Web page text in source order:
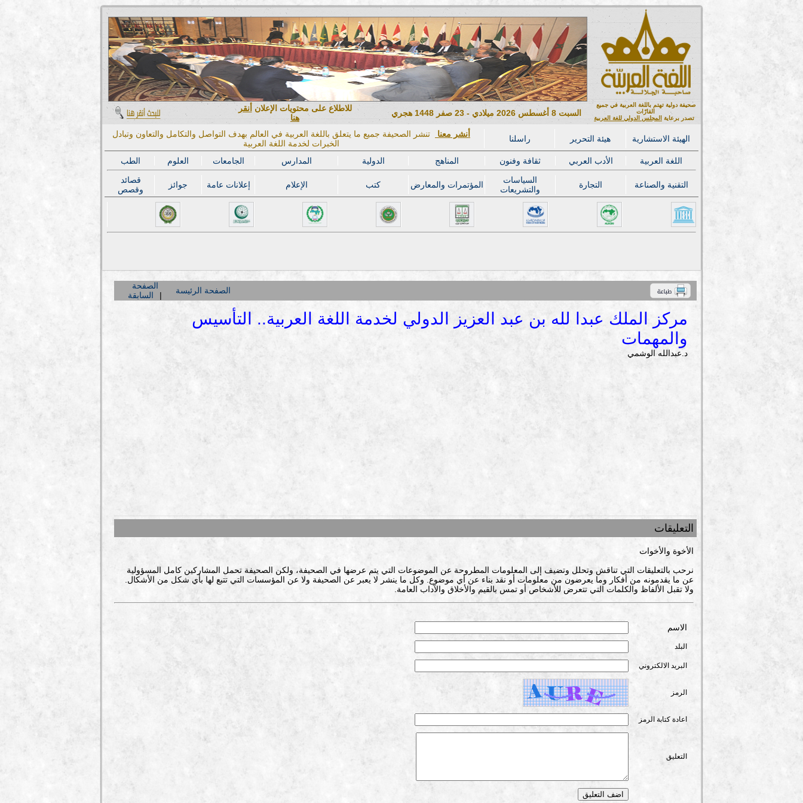
للاطلاع على محتويات الإعلان أنقر
هنا
صحيفة دولية تهتم باللغة العربية في جميع
القارّات
تصدر برعاية
المجلس الدولي للغة العربية
أنشر معنا
تنشر الصحيفة جميع ما يتعلق باللغة العربية في العالم بهدف التواصل والتكامل والتعاون وتبادل
الخبرات لخدمة اللغة العربية
راسلنا هيئة التحرير الهيئة الاستشارية
الطب العلوم الجامعات المدارس الدولية المناهج ثقافة وفنون الأدب العربي
اللغة العربية
قصائد
وقصص
جوائز إعلانات عامة الإعلام كتب المؤتمرات والمعارض
السياسات
والتشريعات
التجارة التقنية والصناعة
الصفحة
السابقة
الصفحة الرئيسة
مركز الملك عبدا لله بن عبد العزيز الدولي لخدمة اللغة العربية.. التأسيس
والمهمات
د.عبدالله الوشمي
التعليقات
الأخوة والأخوات
نرحب بالتعليقات التي تناقش وتحلل وتضيف إلى المعلومات المطروحة عن الموضوعات التي يتم عرضها في الصحيفة، ولكن الصحيفة تحمل المشاركين كامل المسؤولية
عن ما يقدمونه من أفكار وما يعرضون من معلومات أو نقد بناء عن أي موضوع. وكل ما ينشر لا يعبر عن الصحيفة ولا عن المؤسسات التي تتبع لها بأي شكل من الأشكال.
ولا تقبل الألفاظ والكلمات التي تتعرض للأشخاص أو تمس بالقيم والأخلاق والآداب العامة.
الاسم
البلد
البريد الالكتروني
الرمز
اعادة كتابة الرمز
التعليق